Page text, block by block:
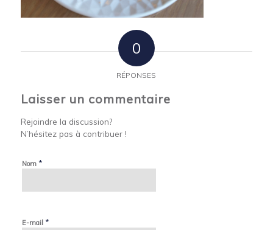
0
RÉPONSES
Laisser un commentaire
Rejoindre la discussion?
N’hésitez pas à contribuer !
Nom *
E-mail *